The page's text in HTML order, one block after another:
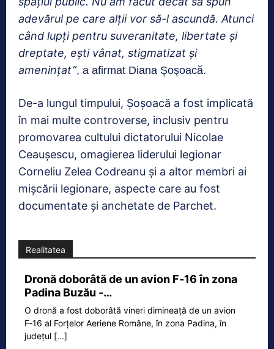
adevărul pe care alţii vor să-l ascundă. Atunci
când lupţipentru suveranitate, libertate şi
dreptate, eşti vânat, stigmatizat şi
ameninţat”, a afirmat Diana Şoşoacă.
De-a lungul timpului, Şoşoacă a fost implicată
în mai multe controverse, inclusiv pentru
promovarea cultului dictatorului Nicolae
Ceaușescu, omagierea liderului legionar
Corneliu Zelea Codreanu și a altor membri ai
mișcării legionare, aspecte care au fost
documentate și anchetate de Parchet.
Realitatea
Dronă doborâtă de un avion F‑16 în zona
Padina Buzău -…
O dronă a fost doborâtă vineri dimineață de un avion
F‑16 al Forțelor Aeriene Române, în zona Padina, în
județul [...]